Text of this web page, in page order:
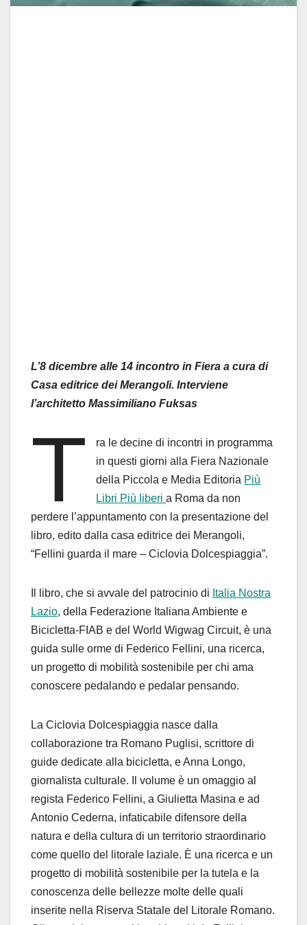
L’8 dicembre alle 14 incontro in Fiera a cura di
Casa editrice dei Merangoli. Interviene
l’architetto Massimiliano Fuksas
T
ra le decine di incontri in programma
in questi giorni alla Fiera Nazionale
della Piccola e Media Editoria Più
Libri Più liberia Roma da non
perdere l’appuntamento con la presentazione del
libro, edito dalla casa editrice dei Merangoli,
“Fellini guarda il mare – Ciclovia Dolcespiaggia”.
Il libro, che si avvale del patrocinio di Italia Nostra
Lazio, della Federazione Italiana Ambiente e
Bicicletta-FIAB e del World Wigwag Circuit, è una
guida sulle orme di Federico Fellini, una ricerca,
un progetto di mobilità sostenibile per chi ama
conoscere pedalando e pedalar pensando.
La Ciclovia Dolcespiaggia nasce dalla
collaborazione tra Romano Puglisi, scrittore di
guide dedicate alla bicicletta, e Anna Longo,
giornalista culturale. Il volume è un omaggio al
regista Federico Fellini, a Giulietta Masina e ad
Antonio Cederna, infaticabile difensore della
natura e della cultura di un territorio straordinario
come quello del litorale laziale. È una ricerca e un
progetto di mobilità sostenibile per la tutela e la
conoscenza delle bellezze molte delle quali
inserite nella Riserva Statale del Litorale Romano.